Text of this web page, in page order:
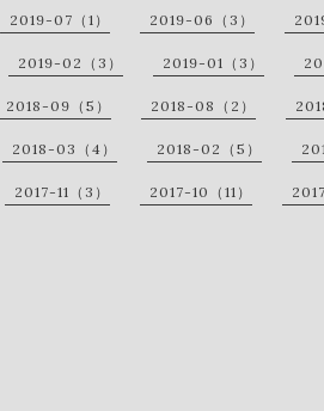
2019-07（1） 2019-06（3）
2019-02（3） 2019-01（3）
2018-09（5） 2018-08（2）
2018-03（4） 2018-02（5）
2017-11（3） 2017-10（11）